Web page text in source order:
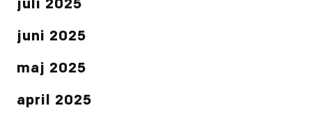
juli 2025
juni 2025
maj 2025
april 2025